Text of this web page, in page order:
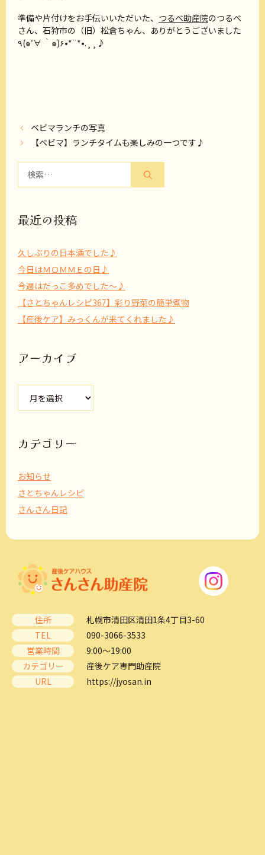
準備や片付けをお手伝いいただいた、 つるべ助産院のつるべ
さん、石狩市の（旧）松倉ちゃん、ありがとうございました
٩(๑′∀ ‵๑)۶•*¨*•.¸¸♪
ベビマランチの写真
【ベビマ】ランチタイムも楽しみの一つです♪
最近の投稿
久しぶりの日本酒でした♪
今日はＭＯＭＭＥの日♪
今週はだっこ多めでした～♪
【さとちゃんレシピ367】彩り野菜の簡単煮物
【産後ケア】みっくんが来てくれました♪
アーカイブ
ブ
カテゴリー
お知らせ
さとちゃんレシピ
さんさん日記
住所
札幌市清田区清田1条4丁目3-60
TEL
090-3066-3533
営業時間
9:00～19:00
カテゴリー
産後ケア専門助産院
URL
https://jyosan.in